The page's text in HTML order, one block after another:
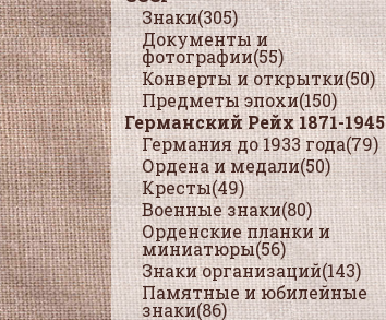
Знаки(305)
Документы и
фотографии(55)
Конверты и открытки(50)
Предметы эпохи(150)
Германский Рейх 1871-1945
Германия до 1933 года(79)
Ордена и медали(50)
Кресты(49)
Военные знаки(80)
Орденские планки и
миниатюры(56)
Знаки организаций(143)
Памятные и юбилейные
знаки(86)